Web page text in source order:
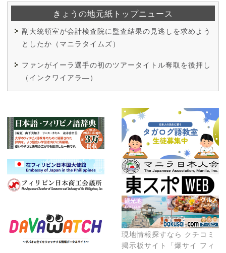
現地情報探すなら クチコミ
掲示板サイト「爆サイ フィ
きょうの地元紙トップニュース
副大統領室が会計検査院に監査結果の見逃しを求めよう
としたか（マニラタイムズ）
ファンがイーラ選手の初のツアータイトル奪取を後押し
（インクワイアラ―）